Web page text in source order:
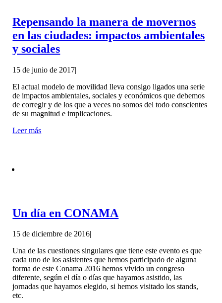
Repensando la manera de movernos
en las ciudades: impactos ambientales
y sociales
15 de junio de 2017|
El actual modelo de movilidad lleva consigo ligados una serie
de impactos ambientales, sociales y económicos que debemos
de corregir y de los que a veces no somos del todo conscientes
de su magnitud e implicaciones.
Leer más
Un día en CONAMA
15 de diciembre de 2016
Una de las cuestiones singulares que tiene este evento es que
cada uno de los asistentes que hemos participado de alguna
forma de este Conama 2016 hemos vivido un congreso
diferente, según el día o días que hayamos asistido, las
jornadas que hayamos elegido, si hemos visitado los stands,
etc.